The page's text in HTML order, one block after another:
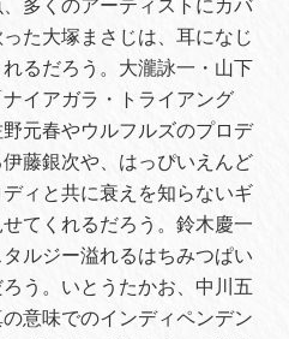
多くのアーティストにカバ
た大塚まさじは、耳になじ
るだろう。大瀧詠一・山下
イアガラ・トライアング
元春やウルフルズのプロデ
藤銀次や、はっぴいえんど
ィと共に衰えを知らないギ
てくれるだろう。鈴木慶一
ルジー溢れるはちみつぱい
う。いとうたかお、中川五
意味でのインディペンデン